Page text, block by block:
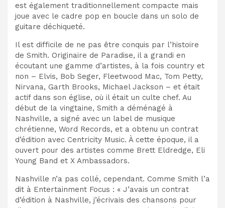
est également traditionnellement compacte mais
joue avec le cadre pop en boucle dans un solo de
guitare déchiqueté.
Il est difficile de ne pas être conquis par l’histoire
de Smith. Originaire de Paradise, il a grandi en
écoutant une gamme d’artistes, à la fois country et
non – Elvis, Bob Seger, Fleetwood Mac, Tom Petty,
Nirvana, Garth Brooks, Michael Jackson – et était
actif dans son église, où il était un culte chef. Au
début de la vingtaine, Smith a déménagé à
Nashville, a signé avec un label de musique
chrétienne, Word Records, et a obtenu un contrat
d’édition avec Centricity Music. À cette époque, il a
ouvert pour des artistes comme Brett Eldredge, Eli
Young Band et X Ambassadors.
Nashville n’a pas collé, cependant. Comme Smith l’a
dit à Entertainment Focus : « J’avais un contrat
d’édition à Nashville, j’écrivais des chansons pour